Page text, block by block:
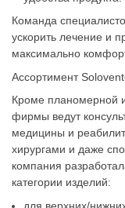
Команда
ускорить лечение и
максимально
Ассортимент
Кроме планомерной
фирмы ведут
медицины и
хирургами и даже
компания
категории изделий:
для верхних/